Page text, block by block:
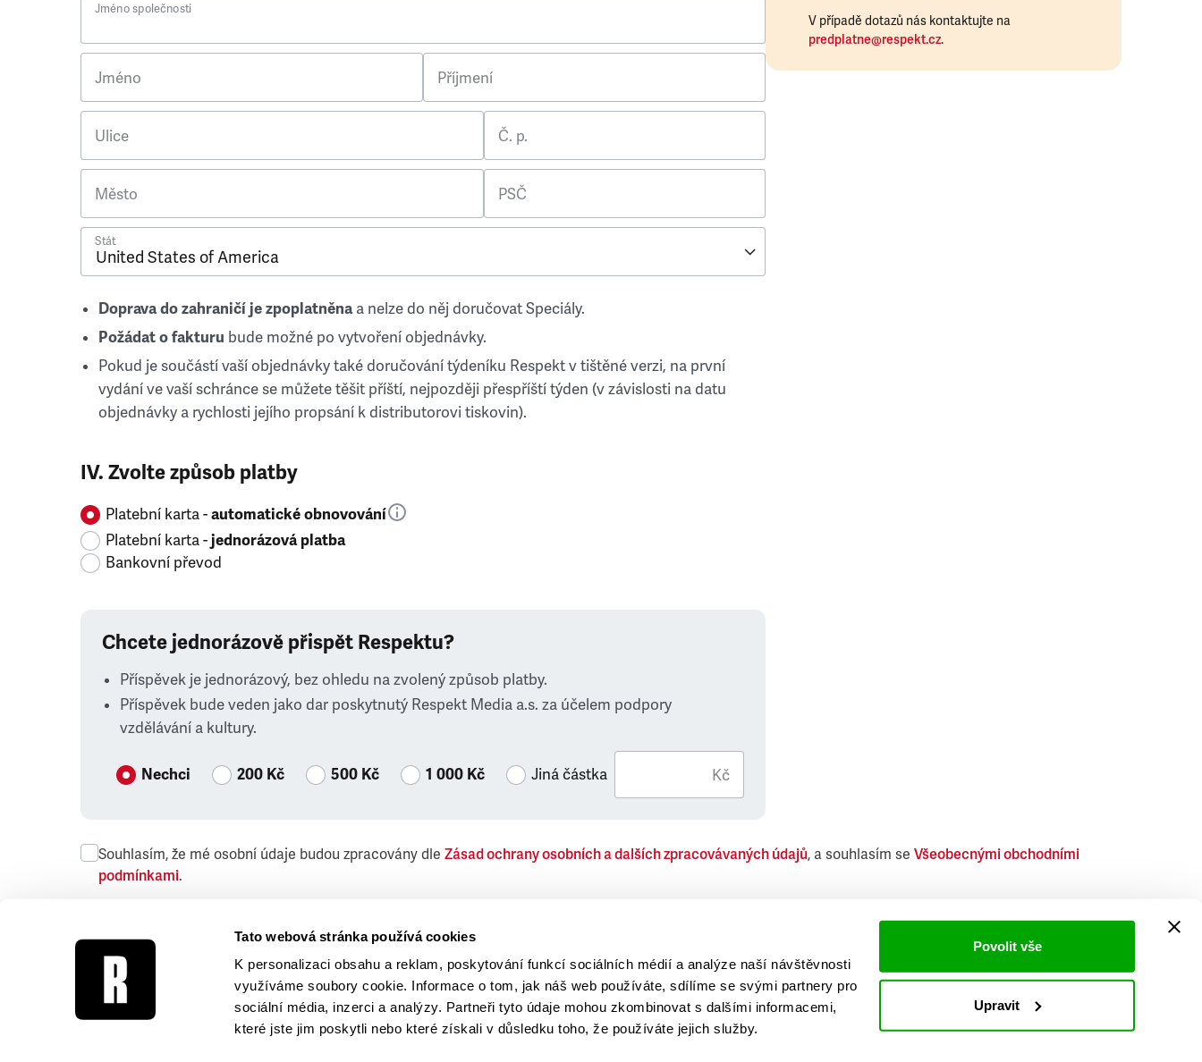
Tato webová stránka používá cookies
K personalizaci obsahu a reklam, poskytování funkcí sociálních médií a analýze naší návštěvnosti
využíváme soubory cookie. Informace o tom, jak náš web používáte, sdílíme se svými partnery pro
sociální média, inzerci a analýzy. Partneři tyto údaje mohou zkombinovat s dalšími informacemi,
které jste jim poskytli nebo které získali v důsledku toho, že používáte jejich služby.
Povolit vše
Upravit
Jméno společnosti
Jméno Příjmení
Ulice Č. p.
Město PSČ
Stát
Doprava do zahraničí je zpoplatněnaa nelze do něj doručovat Speciály.
Požádat o fakturu bude možné po vytvoření objednávky.
Pokud je součástí vaší objednávky také doručování týdeníku Respekt v tištěné verzi, na první
vydání ve vaší schránce se můžete těšit příští, nejpozději přespříští týden (v závislosti na datu
objednávky a rychlosti jejího propsání k distributorovi tiskovin).
IV. Zvolte způsob platby
Platební karta -automatické obnovování
Platební karta -jednorázová platba
Bankovní převod
Chcete jednorázově přispět Respektu?
Příspěvek je jednorázový, bez ohledu na zvolený způsob platby.
Příspěvek bude veden jako dar poskytnutý Respekt Media a.s. za účelem podpory
vzdělávání a kultury.
Nechci 200 Kč 500 Kč 1 000 Kč Jiná částka Kč
V případě dotazů nás kontaktujte na
predplatne@respekt.cz.
Souhlasím, že mé osobní údaje budou zpracovány dle Zásad ochrany osobních a dalších zpracovávaných údajů, a souhlasím se Všeobecnými obchodními
podmínkami.